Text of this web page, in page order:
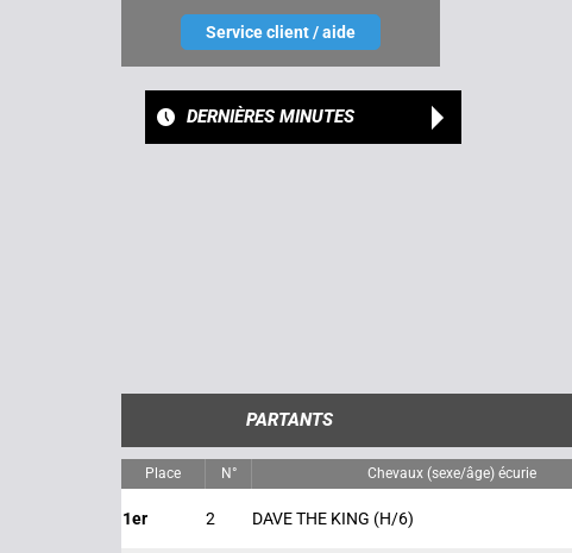
Service client / aide
DERNIÈRES MINUTES
PARTANTS
Place N° Chevaux (sexe/âge) écurie
1er 2 DAVE THE KING (H/6)